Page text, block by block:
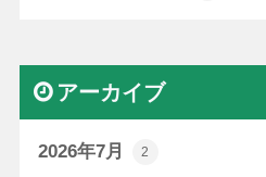
アーカイブ
2026年7月 2